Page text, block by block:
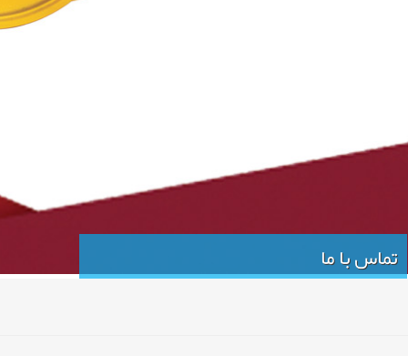
تماس با ما